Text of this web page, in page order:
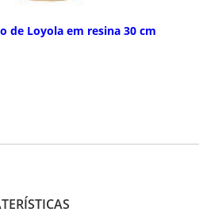
de Loyola em resina 30 cm